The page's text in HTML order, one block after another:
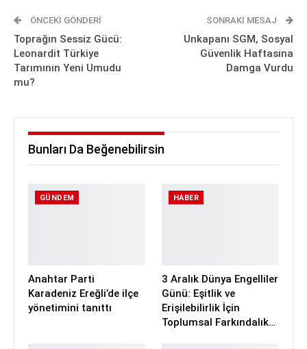
ÖNCEKI GÖNDERI
Toprağın Sessiz Gücü:
Leonardit Türkiye
Tarımının Yeni Umudu
mu?
SONRAKI MESAJ
Unkapanı SGM, Sosyal
Güvenlik Haftasına
Damga Vurdu
Bunları Da Beğenebilirsin
GÜNDEM
Anahtar Parti
Karadeniz Ereğli’de ilçe
yönetimini tanıttı
HABER
3 Aralık Dünya Engelliler
Günü: Eşitlik ve
Erişilebilirlik İçin
Toplumsal Farkındalık…